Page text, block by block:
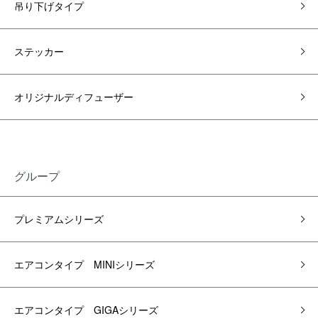
吊り下げタイプ
ステッカー
オリジナルディフューザー
グループ
プレミアムシリーズ
エアコンタイプ MINIシリーズ
エアコンタイプ GIGAシリーズ